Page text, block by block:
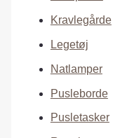
Kravlegårde
Legetøj
Natlamper
Pusleborde
Pusletasker